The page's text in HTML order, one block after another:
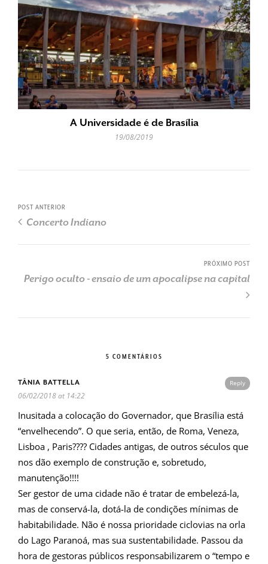
A Universidade é de Brasília
19/08/2019
POST ANTERIOR
Concerto Indiano
PRÓXIMO POST
Perigo oculto - ensaio de um apocalipse na capital
5 COMENTÁRIOS
Reply
TÂNIA BATTELLA
06/02/2018 at 14:22
Inusitada a colocação do Governador, que Brasília está
“envelhecendo”. O que seria, então, de Roma, Veneza,
Lisboa , Paris???? Cidades antigas, de outros séculos que
nos dão exemplo de construção e, sobretudo,
manutenção!!!!
Ser gestor de uma cidade não é tratar de embelezá-la,
mas de conservá-la, dotá-la de condições mínimas de
habitabilidade. Não é nossa prioridade ciclovias na orla
do Lago Paranoá, mas sua sustentabilidade. Passou da
hora de gestoras públicos responsabilizarem o “tempo e